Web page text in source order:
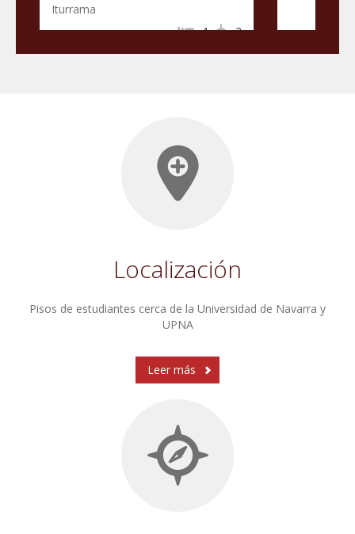
Iturrama
2
4
Localización
Pisos de estudiantes cerca de la Universidad de Navarra y
UPNA
Leer más